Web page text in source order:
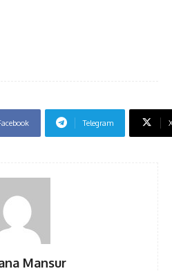
Telegram
Mansur